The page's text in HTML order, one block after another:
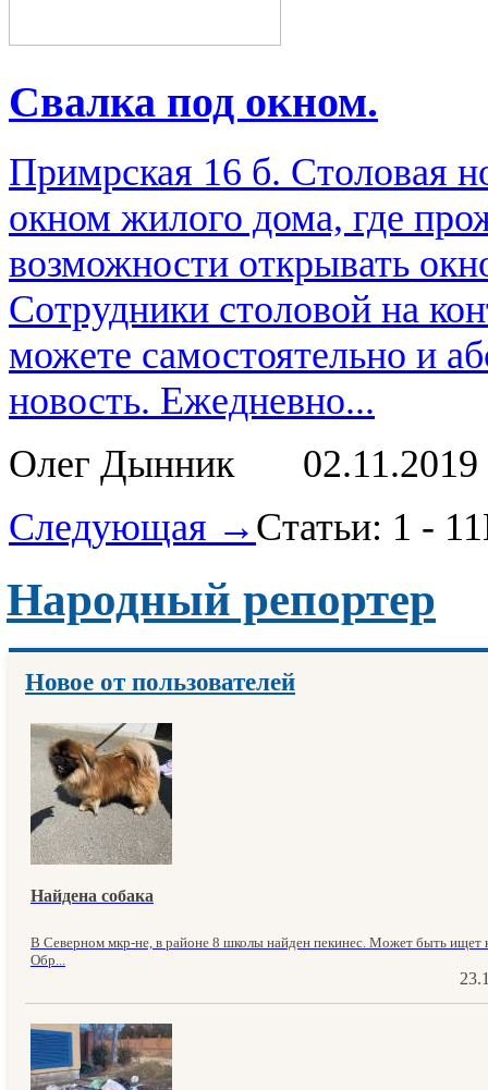
Свалка под окном.
Примрская 16 б. Столовая
окном жилого дома, где
возможности открывать
Сотрудники столовой на
можете самостоятельно и
новость. Ежедневно...
Олег Дынник
02.11.2019
Следующая → Статьи: 1 - 11
Народный репортер
Новое от пользователей
Найдена собака
В Северном мкр-не, в районе 8 школы найден пекинес. Может быть ищет
Обр...